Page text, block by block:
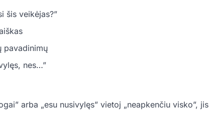
šis veikėjas?”
pavadinimų
nes…”
arba „esu nusivylęs” vietoj „neapkenčiu visko”, jis